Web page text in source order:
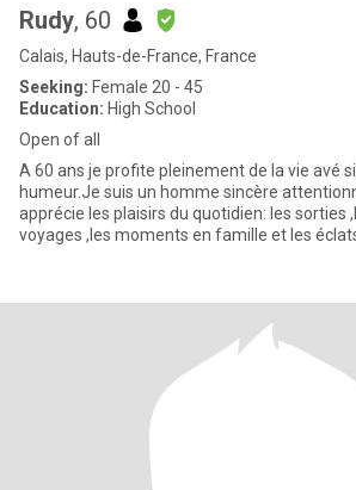
Rudy, 60
Calais, Hauts-de-France, France
Seeking: Female 20 - 45
Education: High School
Open of all
A 60 ans je profite pleinement de la vie avé
humeur.Je suis un homme sincère attentionné et fidèle, qui
apprécie les plaisirs du quotidien: les sorties
voyages ,les moments en famille et les